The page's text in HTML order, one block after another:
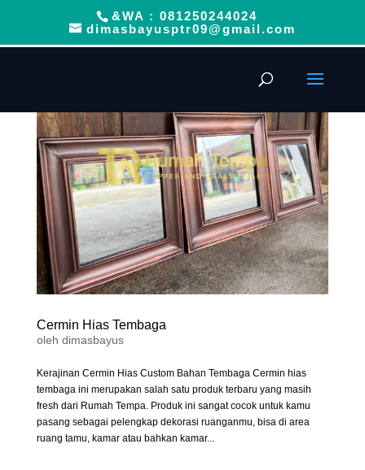
&WA : 081250244024
dimasbayusptr09@gmail.com
Cermin Hias Tembaga
oleh dimasbayus
Kerajinan Cermin Hias Custom Bahan Tembaga Cermin hias
tembaga ini merupakan salah satu produk terbaru yang masih
fresh dari Rumah Tempa. Produk ini sangat cocok untuk kamu
pasang sebagai pelengkap dekorasi ruanganmu, bisa di area
ruang tamu, kamar atau bahkan kamar...